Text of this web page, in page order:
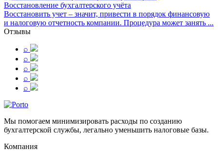
Восстановление бухгалтерского учёта
Восстановить учет – значит, привести в порядок финансовую
и налоговую отчетность компании. Процедура может занять ...
Отзывы
⌕
⌕
⌕
⌕
⌕
Мы помогаем минимизировать расходы по созданию
бухгалтерской службы, легально уменьшить налоговые базы.
Компания